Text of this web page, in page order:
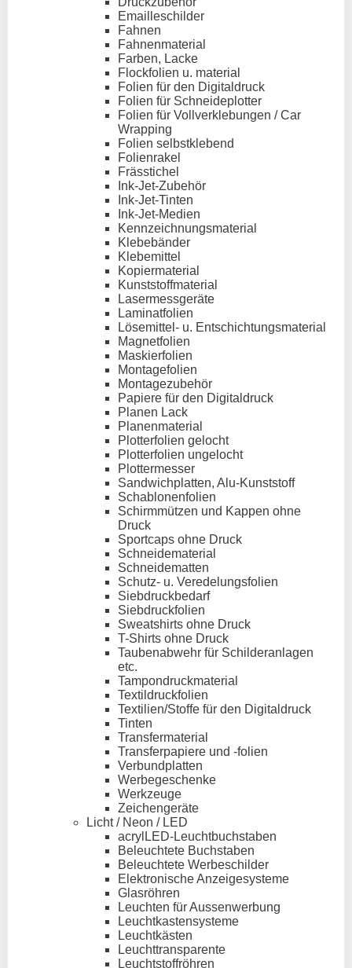
Emailleschilder
Fahnen
Fahnenmaterial
Farben, Lacke
Flockfolien u. material
Folien für den Digitaldruck
Folien für Schneideplotter
Folien für Vollverklebungen / Car
Wrapping
Folien selbstklebend
Folienrakel
Frässtichel
Ink-Jet-Zubehör
Ink-Jet-Tinten
Ink-Jet-Medien
Kennzeichnungsmaterial
Klebebänder
Klebemittel
Kopiermaterial
Kunststoffmaterial
Lasermessgeräte
Laminatfolien
Lösemittel- u. Entschichtungsmaterial
Magnetfolien
Maskierfolien
Montagefolien
Montagezubehör
Papiere für den Digitaldruck
Planen Lack
Planenmaterial
Plotterfolien gelocht
Plotterfolien ungelocht
Plottermesser
Sandwichplatten, Alu-Kunststoff
Schablonenfolien
Schirmmützen und Kappen ohne
Druck
Sportcaps ohne Druck
Schneidematerial
Schneidematten
Schutz- u. Veredelungsfolien
Siebdruckbedarf
Siebdruckfolien
Sweatshirts ohne Druck
T-Shirts ohne Druck
Taubenabwehr für Schilderanlagen
etc.
Tampondruckmaterial
Textildruckfolien
Textilien/Stoffe für den Digitaldruck
Tinten
Transfermaterial
Transferpapiere und -folien
Verbundplatten
Werbegeschenke
Werkzeuge
Zeichengeräte
Licht / Neon / LED
acrylLED-Leuchtbuchstaben
Beleuchtete Buchstaben
Beleuchtete Werbeschilder
Elektronische Anzeigesysteme
Glasröhren
Leuchten für Aussenwerbung
Leuchtkastensysteme
Leuchtkästen
Leuchttransparente
Leuchtstoffröhren